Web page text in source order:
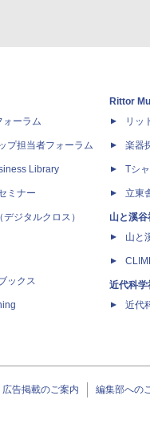
ォーラム
プ担当者フォーラム
Library
ミナー
デジタルクロス）
ックス
Rittor
リッ
楽器
Tシ
立東
山と溪谷
山と
近代科学
近代
広告掲載のご案内 編集部への